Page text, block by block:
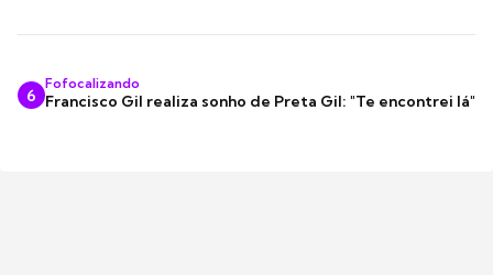
6
Fofocalizando
Francisco Gil realiza sonho de Preta Gil: "Te encontrei lá"